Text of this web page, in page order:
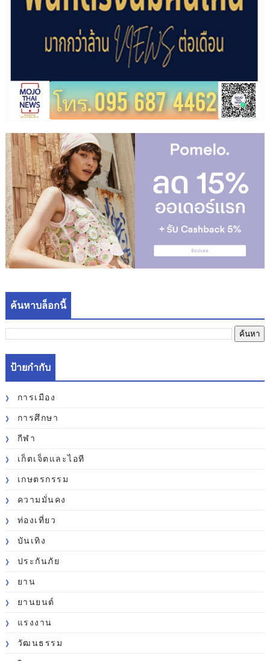
ค้นหาบล็อกนี้
ป้ายกำกับ
การเมือง
การศึกษา
กีฬา
เก็ตเจ็ตและไอที
เกษตรกรรม
ความมั่นคง
ท่องเที่ยว
บันเทิง
ประกันภัย
ยาน
ยานยนต์
แรงงาน
วัฒนธรรม